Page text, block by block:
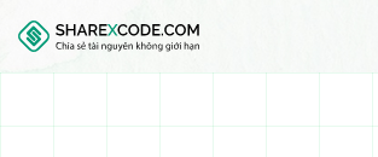
Skip to main content
Skip to footer